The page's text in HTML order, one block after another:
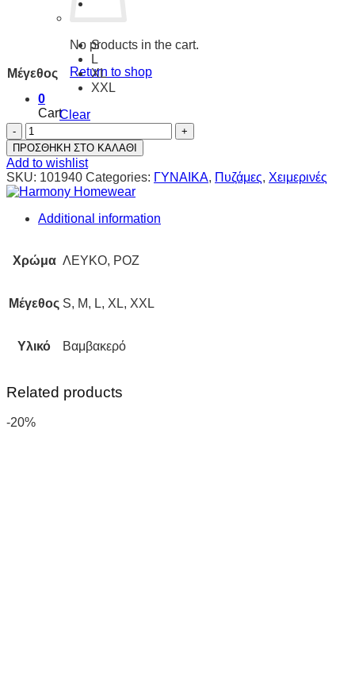
No products in the cart.
Return to shop
0
Cart
Μέγεθος
S
L
XL
XXL
Clear
STAR
quantity
ΠΡΟΣΘΗΚΗ ΣΤΟ ΚΑΛΑΘΙ
Add to wishlist
SKU: 101940 Categories: ΓΥΝΑΙΚΑ, Πυζάμες, Χειμερινές
Additional information
Χρώμα ΛΕΥΚΟ, ΡΟΖ
Μέγεθος S, M, L, XL, XXL
Υλικό Βαμβακερό
Related products
-20%